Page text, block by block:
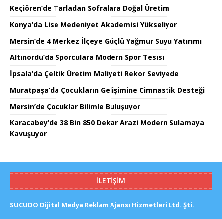
Keçiören’de Tarladan Sofralara Doğal Üretim
Konya’da Lise Medeniyet Akademisi Yükseliyor
Mersin’de 4 Merkez İlçeye Güçlü Yağmur Suyu Yatırımı
Altınordu’da Sporculara Modern Spor Tesisi
İpsala’da Çeltik Üretim Maliyeti Rekor Seviyede
Muratpaşa’da Çocukların Gelişimine Cimnastik Desteği
Mersin’de Çocuklar Bilimle Buluşuyor
Karacabey’de 38 Bin 850 Dekar Arazi Modern Sulamaya
Kavuşuyor
İLETIŞIM
SUCUDO Dijital Medya Reklam Ajansı Hizmetleri Ltd. Şti.